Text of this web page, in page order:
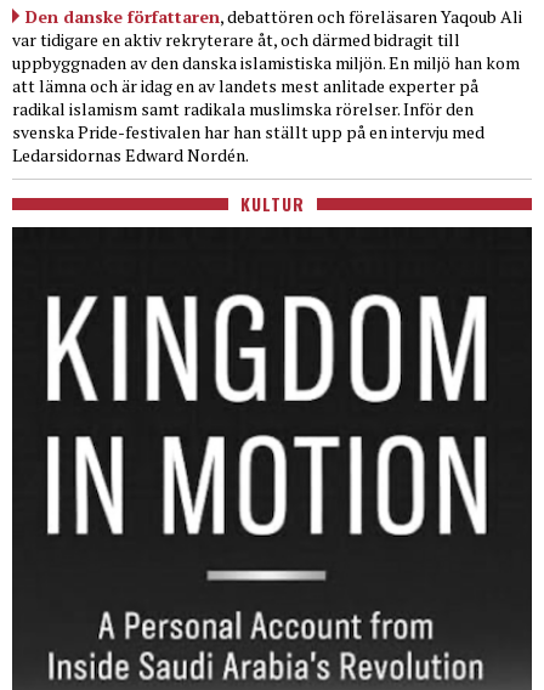
Den danske författaren, debattören och föreläsaren Yaqoub Ali
var tidigare en aktiv rekryterare åt, och därmed bidragit till
uppbyggnaden av den danska islamistiska miljön. En miljö han kom
att lämna och är idag en av landets mest anlitade experter på
radikal islamism samt radikala muslimska rörelser. Inför den
svenska Pride-festivalen har han ställt upp på en intervju med
Ledarsidornas Edward Nordén.
KULTUR